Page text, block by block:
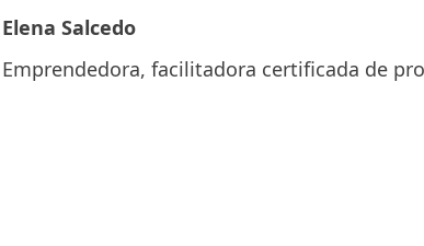
Elena Salcedo
Emprendedora, facilitadora certificada de